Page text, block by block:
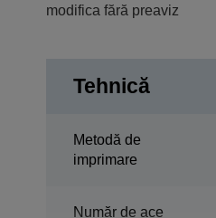
modifica fără preaviz
Tehnică
Metodă de
imprimare
Număr de ace